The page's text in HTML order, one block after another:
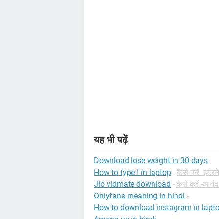
यह भी पढ़ें
Download lose weight in 30 days
How to type ! in laptop - कैसे करें -
Jio vidmate download - कैसे करें -आनंद
Onlyfans meaning in hindi -
How to download instagram in